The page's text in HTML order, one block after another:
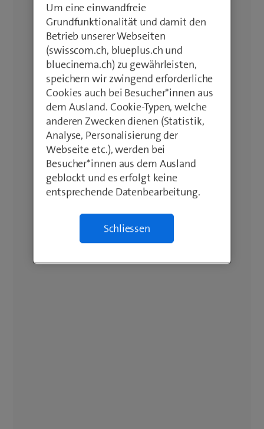
Um eine einwandfreie
Grundfunktionalität und damit den
Betrieb unserer Webseiten
(swisscom.ch, blueplus.ch und
bluecinema.ch) zu gewährleisten,
speichern wir zwingend erforderliche
Cookies auch bei Besucher*innen aus
dem Ausland. Cookie-Typen, welche
anderen Zwecken dienen (Statistik,
Analyse, Personalisierung der
Webseite etc.), werden bei
Besucher*innen aus dem Ausland
geblockt und es erfolgt keine
entsprechende Datenbearbeitung.
Schliessen